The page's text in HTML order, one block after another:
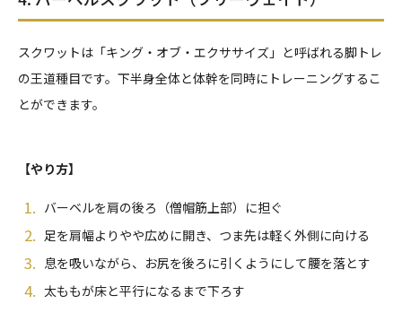
スクワットは「キング・オブ・エクササイズ」と呼ばれる脚トレ
の王道種目です。下半身全体と体幹を同時にトレーニングするこ
とができます。
【やり方】
バーベルを肩の後ろ（僧帽筋上部）に担ぐ
足を肩幅よりやや広めに開き、つま先は軽く外側に向ける
息を吸いながら、お尻を後ろに引くようにして腰を落とす
太ももが床と平行になるまで下ろす